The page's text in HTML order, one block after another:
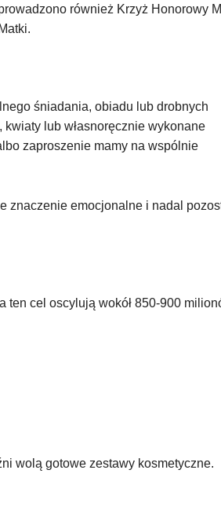
również Krzyż Honorowy
śniadania, obiadu lub drobnych
lub własnoręcznie wykonane
zaproszenie mamy na wspólnie
znaczenie emocjonalne i nadal
ten cel oscylują wokół 850-900
wolą gotowe zestawy kosmetyczne.